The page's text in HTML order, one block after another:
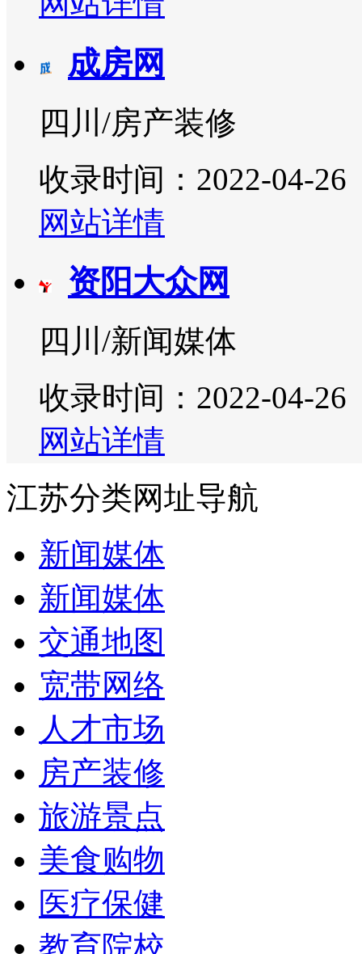
成房网
四川/房产装修
收录时间：2022-04-26
网站详情
资阳大众网
四川/新闻媒体
收录时间：2022-04-26
网站详情
江苏分类网址导航
新闻媒体
新闻媒体
交通地图
宽带网络
人才市场
房产装修
旅游景点
美食购物
医疗保健